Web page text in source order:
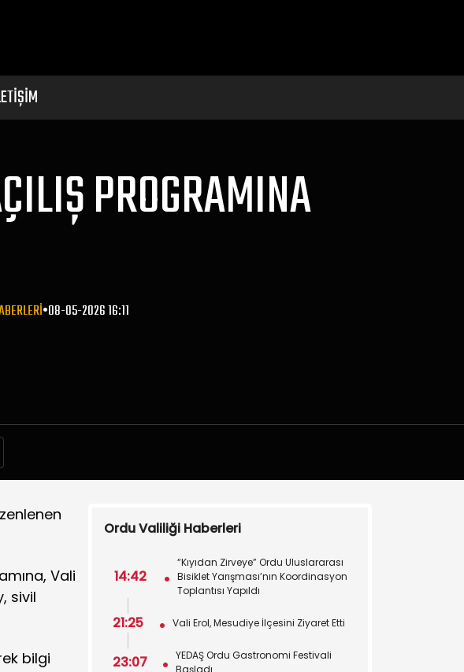
PROGRAMINA
•08-05-2026 16:11
Vali
sivil
bilgi
Ordu Valiliği Haberleri
14:42
“Kıyıdan Zirveye” Ordu Uluslararası
Bisiklet Yarışması’nın Koordinasyon
Toplantısı Yapıldı
21:25 Vali Erol, Mesudiye İlçesini Ziyaret Etti
23:07
YEDAŞ Ordu Gastronomi Festivali
Başladı